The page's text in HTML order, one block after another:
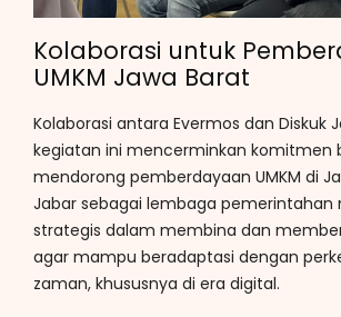
Kolaborasi untuk
UMKM Jawa Barat
Kolaborasi antara Evermos dan Diskuk
kegiatan ini mencerminkan komitmen
mendorong pemberdayaan UMKM di
Jabar sebagai lembaga pemerintahan
strategis dalam membina dan
agar mampu beradaptasi dengan
zaman, khususnya di era digital.